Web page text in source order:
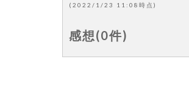
(2022/1/23 11:08時点)
感想(0件)